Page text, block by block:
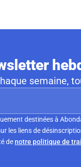
semaine,
destinées à
les liens de
denotre politique de